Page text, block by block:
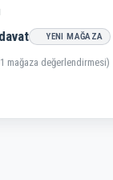
YENI MAĞAZA
mağaza değerlendirmesi)